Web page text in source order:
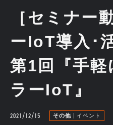
［セミナー
ーIoT導入･
第1回『手
ラーIoT』
2021/12/15 その他 イベント